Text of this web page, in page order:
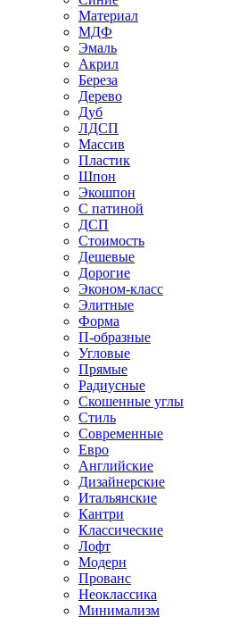
Материал
МДФ
Эмаль
Акрил
Береза
Дерево
Дуб
ЛДСП
Массив
Пластик
Шпон
Экошпон
С патиной
ДСП
Стоимость
Дешевые
Дорогие
Эконом-класс
Элитные
Форма
П-образные
Угловые
Прямые
Радиусные
Скошенные углы
Стиль
Современные
Евро
Английские
Дизайнерские
Итальянские
Кантри
Классические
Лофт
Модерн
Прованс
Неоклассика
Минимализм